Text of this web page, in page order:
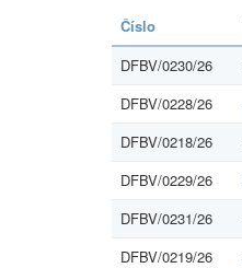
Číslo
DFBV/0230/26
DFBV/0228/26
DFBV/0218/26
DFBV/0229/26
DFBV/0231/26
DFBV/0219/26